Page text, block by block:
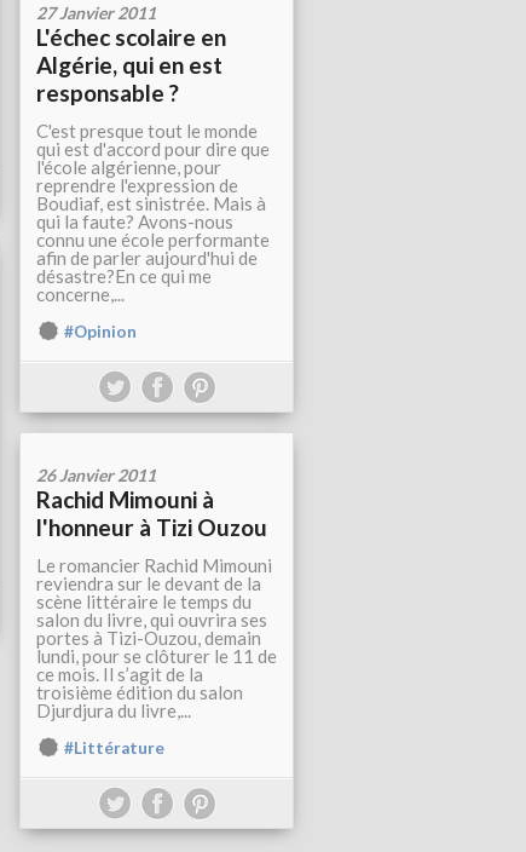
27 Janvier 2011
L'échec scolaire en
Algérie, qui en est
responsable ?
C'est presque tout le monde
qui est d'accord pour dire que
l'école algérienne, pour
reprendre l'expression de
Boudiaf, est sinistrée. Mais à
qui la faute? Avons-nous
connu une école performante
afin de parler aujourd'hui de
désastre?En ce qui me
concerne,...
#Opinion
26 Janvier 2011
Rachid Mimouni à
l'honneur à Tizi Ouzou
Le romancier Rachid Mimouni
reviendra sur le devant de la
scène littéraire le temps du
salon du livre, qui ouvrira ses
portes à Tizi-Ouzou, demain
lundi, pour se clôturer le 11 de
ce mois. Il s’agit de la
troisième édition du salon
Djurdjura du livre,...
#Littérature